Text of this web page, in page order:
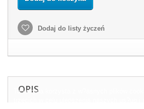
Dodaj do listy życzeń
OPIS
Ta witryna korzysta z w?asnych plików